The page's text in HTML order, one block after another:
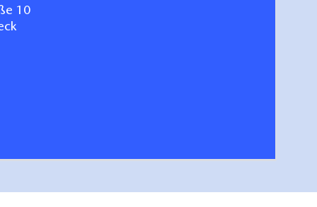
bestellen
10